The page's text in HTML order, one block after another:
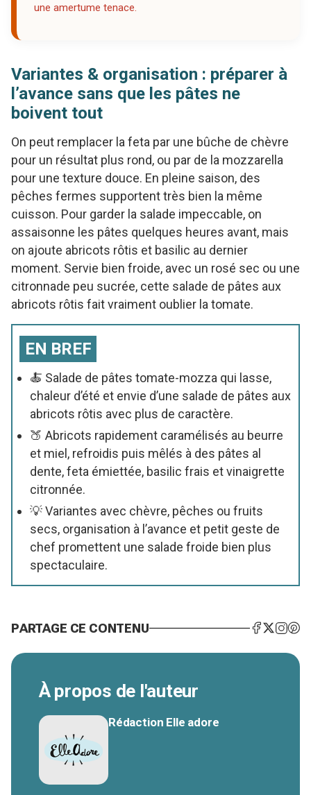
une amertume tenace.
Variantes & organisation : préparer à
l’avance sans que les pâtes ne
boivent tout
On peut remplacer la feta par une bûche de chèvre
pour un résultat plus rond, ou par de la mozzarella
pour une texture douce. En pleine saison, des
pêches fermes supportent très bien la même
cuisson. Pour garder la salade impeccable, on
assaisonne les pâtes quelques heures avant, mais
on ajoute abricots rôtis et basilic au dernier
moment. Servie bien froide, avec un rosé sec ou une
citronnade peu sucrée, cette salade de pâtes aux
abricots rôtis fait vraiment oublier la tomate.
EN BREF
🍝 Salade de pâtes tomate-mozza qui lasse,
chaleur d’été et envie d’une salade de pâtes aux
abricots rôtis avec plus de caractère.
🍑 Abricots rapidement caramélisés au beurre
et miel, refroidis puis mêlés à des pâtes al
dente, feta émiettée, basilic frais et vinaigrette
citronnée.
💡 Variantes avec chèvre, pêches ou fruits
secs, organisation à l’avance et petit geste de
chef promettent une salade froide bien plus
spectaculaire.
PARTAGE CE CONTENU
À propos de l'auteur
Rédaction Elle adore